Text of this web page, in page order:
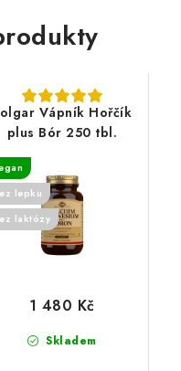
Vápník Hořčík
plus Bór 250 tbl.
lepku
laktózy
Skladem
1 480 Kč